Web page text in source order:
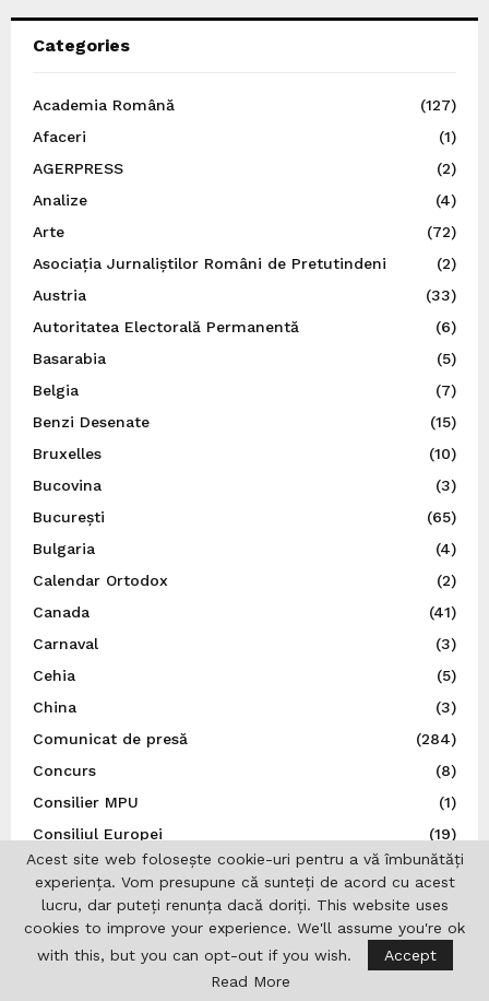
Categories
Academia Română
(127)
Afaceri
(1)
AGERPRESS
(2)
Analize
(4)
Arte
(72)
Asociația Jurnaliștilor Români de Pretutindeni
(2)
Austria
(33)
Autoritatea Electorală Permanentă
(6)
Basarabia
(5)
Belgia
(7)
Benzi Desenate
(15)
Bruxelles
(10)
Bucovina
(3)
București
(65)
Bulgaria
(4)
Calendar Ortodox
(2)
Canada
(41)
Carnaval
(3)
Cehia
(5)
China
(3)
Comunicat de presă
(284)
Concurs
(8)
Consilier MPU
(1)
Consiliul Europei
(19)
Consulatul General al României la Marsilia
(1)
Copii
Cultură
(803)
Departamentul pentru Românii de Pretutindeni (DRP)
Acest site web folosește cookie-uri pentru a vă îmbunătăți
experiența. Vom presupune că sunteți de acord cu acest
lucru, dar puteți renunța dacă doriți. This website uses
cookies to improve your experience. We'll assume you're ok
with this, but you can opt-out if you wish.
Accept
Read More